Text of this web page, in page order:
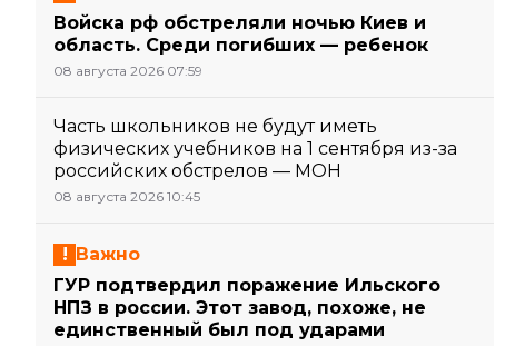
Войска рф обстреляли ночью Киев и
область. Среди погибших — ребенок
08 августа 2026 07:59
Часть школьников не будут иметь
физических учебников на 1 сентября из-за
российских обстрелов — МОН
08 августа 2026 10:45
Важно
ГУР подтвердил поражение Ильского
НПЗ в россии. Этот завод, похоже, не
единственный был под ударами